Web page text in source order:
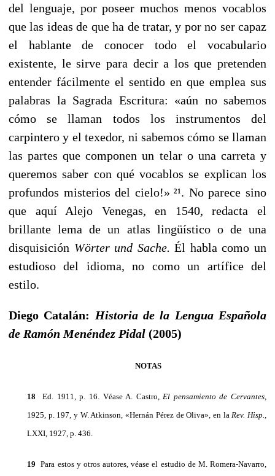
del lenguaje, por poseer muchos menos vocablos
que las ideas de que ha de tratar, y por no ser capaz
el hablante de conocer todo el vocabulario
existente, le sirve para decir a los que preten­den
entender fácilmente el sentido en que emplea sus
pa­labras la Sagrada Escritura: «aún no sabemos
cómo se lla­man todos los instrumentos del
carpintero y el texedor, ni sabemos cómo se llaman
las partes que componen un te­lar o una carreta y
queremos saber con qué vocablos se explican los
profundos misterios del cielo!»
21 . No parece sino
que aquí Alejo Venegas, en 1540, redacta el
brillante lema de un atlas lingüístico o de una
disquisición Wörter und Sache.Él habla como un
estudioso del idioma, no como un artífice del
estilo.
Diego Catalán: Historia de la Lengua Española
de Ramón Menéndez Pidal (2005)
NOTAS
18 Ed. 1911, p. 16. Véase A. Castro, El pensamiento de Cervantes,
1925, p. 197, y W. Atkinson, «Hernán Pérez de Oliva», en la Rev. Hisp.,
LXXI, 1927, p. 436.
19 Para estos y otros autores, véase el estudio de M. Romera-Navarro,